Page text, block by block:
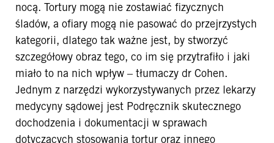
nocą. Tortury mogą nie zostawiać fizycznych
śladów, a ofiary mogą nie pasować do przejrzystych
kategorii, dlatego tak ważne jest, by stworzyć
szczegółowy obraz tego, co im się przytrafiło i jaki
miało to na nich wpływ – tłumaczy dr Cohen.
Jednym z narzędzi wykorzystywanych przez lekarzy
medycyny sądowej jest Podręcznik skutecznego
dochodzenia i dokumentacji w sprawach
dotyczących stosowania tortur oraz innego